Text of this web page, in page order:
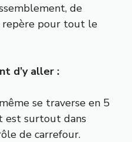
de
repère pour tout le
d’y aller :
se traverse en 5
est surtout dans
de carrefour.